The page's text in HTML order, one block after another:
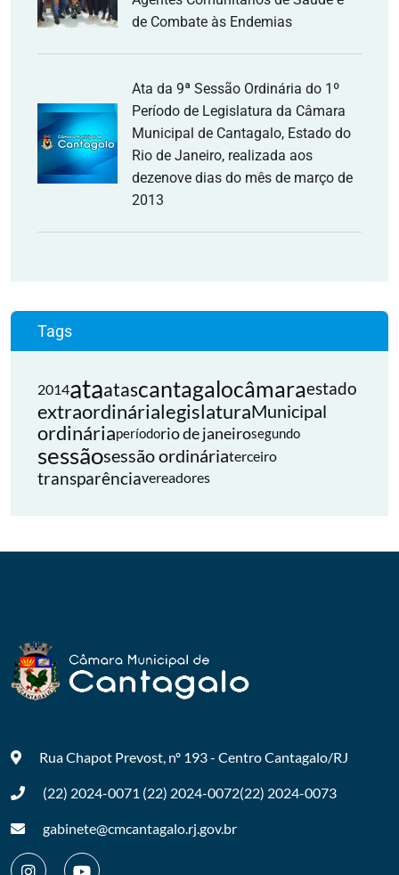
de Combate às Endemias
Ata da 9ª Sessão Ordinária do 1º
Período de Legislatura da Câmara
Municipal de Cantagalo, Estado do
Rio de Janeiro, realizada aos
dezenove dias do mês de março de
2013
Tags
2014ataatascantagalocâmaraestado
extraordinárialegislaturaMunicipal
ordináriaperíodorio de janeirosegundo
sessãosessão ordináriaterceiro
transparênciavereadores
Rua Chapot Prevost, nº 193 - CentroCantagalo/RJ
(22) 2024-0071 (22) 2024-0072(22) 2024-0073
gabinete@cmcantagalo.rj.gov.br